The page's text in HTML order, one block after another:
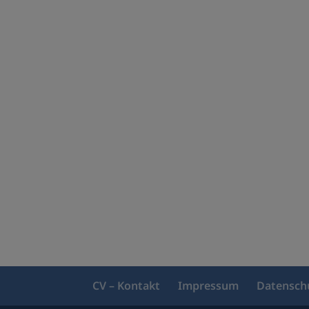
CV – Kontakt Impressum